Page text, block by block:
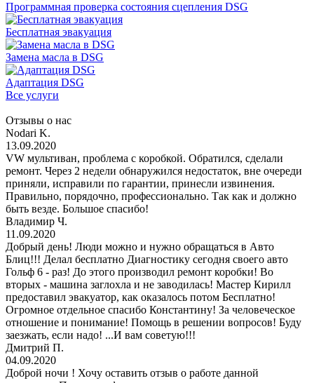
Программная проверка состояния сцепления DSG
Бесплатная эвакуация
Замена масла в DSG
Адаптация DSG
Все услуги
Отзывы о нас
Nodari K.
13.09.2020
VW мультиван, проблема с коробкой. Обратился, сделали
ремонт. Через 2 недели обнаружился недостаток, вне очереди
приняли, исправили по гарантии, принесли извинения.
Правильно, порядочно, профессионально. Так как и должно
быть везде. Большое спасибо!
Владимир Ч.
11.09.2020
Добрый день! Люди можно и нужно обращаться в Авто
Блиц!!! Делал бесплатно Диагностику сегодня своего авто
Гольф 6 - раз! До этого производил ремонт коробки! Во
вторых - машина заглохла и не заводилась! Мастер Кирилл
предоставил эвакуатор, как оказалось потом Бесплатно!
Огромное отдельное спасибо Константину! За человеческое
отношение и понимание! Помощь в решении вопросов! Буду
заезжать, если надо! ...И вам советую!!!
Дмитрий П.
04.09.2020
Доброй ночи ! Хочу оставить отзыв о работе данной